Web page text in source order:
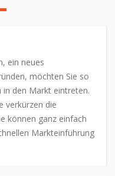
ein neues
möchten Sie so
in den Markt eintreten.
verkürzen die
können ganz einfach
Markteinführung